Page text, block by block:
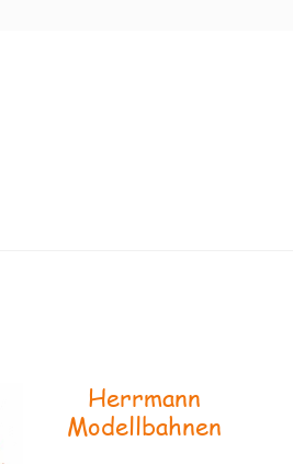
Herrmann
Modellbahnen